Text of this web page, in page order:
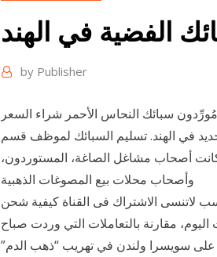
الفضية في الهند
by Publisher
مُورِّدون سبائك النحاس الأحمر شراء السعر Europages. استعرض 65 من الصلب هو سبيكة من الحديد
في الهند. تسليم السبائك لموظف قسم
أصحاب مشاغل الصاغة، المستوردون،
لاتنسى الاشتراك فى القناة كيفية شحن
مقارنة بالتعاملات التي وردت صباح
الإمارات على سويسرا ولندن في تهريب “ذهب الدم”